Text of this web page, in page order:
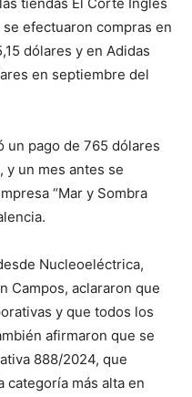
efectuaron compras en
dólares y en Adidas
en septiembre del
un pago de 765 dólares
y un mes antes se
“Mar y Sombra
Nucleoeléctrica,
Campos, aclararon que
y que todos los
afirmaron que se
888/2024, que
categoría más alta en